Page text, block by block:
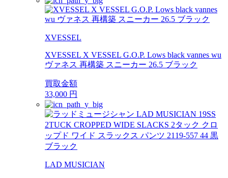
XVESSEL
XVESSEL X VESSEL G.O.P. Lows black vannes wu
ヴァネス 再構築 スニーカー 26.5 ブラック
買取金額
33,000 円
LAD MUSICIAN